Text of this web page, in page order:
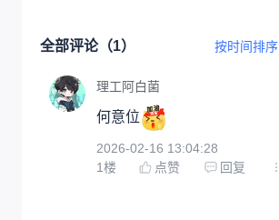
全部评论（1） 按时间排序
理工阿白菌
何意位
2026-02-16 13:04:28
1楼 点赞 回复